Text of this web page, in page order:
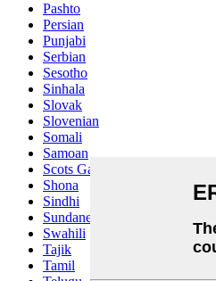
Pashto
Persian
Punjabi
Serbian
Sesotho
Sinhala
Slovak
Slovenian
Somali
Samoan
Scots Gaelic
Shona
Sindhi
Sundanese
Swahili
Tajik
Tamil